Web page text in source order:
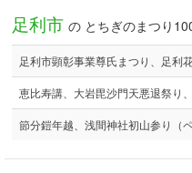
足利市 の とちぎのまつり
足利市顕彰事業尊氏まつり、足利
恵比寿講、大岩毘沙門天悪退祭り
節分鎧年越、浅間神社初山参り（